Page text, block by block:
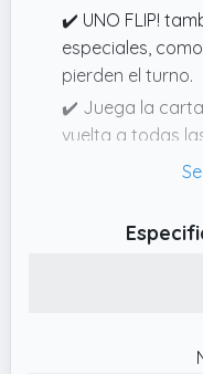
✔️ UNO FLIP!
especiales,
pierden el turno.
✔️ Juega la carta
vuelta a todas
pila para robar,
✔️ El UNO Flip!
es perfecto
niños y niñas a
divertido juego
cartas e